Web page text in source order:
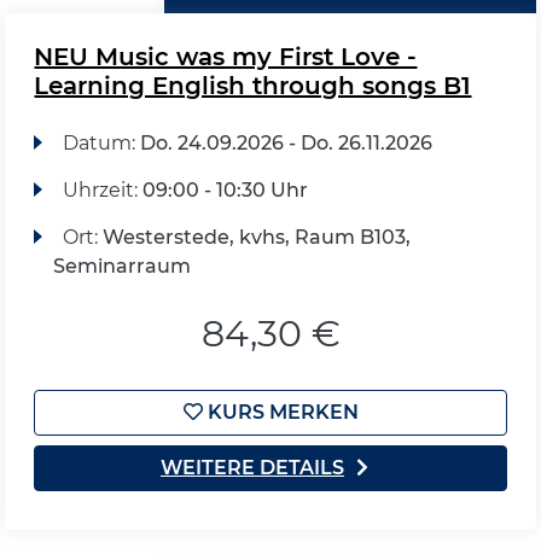
NEU Music was my First Love -
Learning English through songs B1
Datum: Do. 24.09.2026 - Do. 26.11.2026
Uhrzeit: 09:00 - 10:30 Uhr
Ort: Westerstede, kvhs, Raum B103,
Seminarraum
84,30 €
KURS MERKEN
WEITERE DETAILS